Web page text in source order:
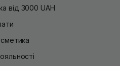
від 3000 UAH